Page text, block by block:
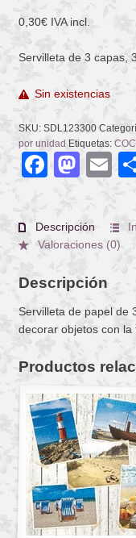
0,30€ IVA incl.
Servilleta de 3 capas,
Sin existencias
SKU: SDL123300
por unidad Etiquetas:
Descripción
Valoraciones (0)
Descripción
Servilleta de papel de
decorar objetos con la
Productos